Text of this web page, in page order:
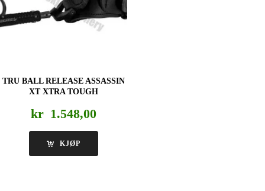
TRU BALL RELEASE ASSASSIN
XT XTRA TOUGH
kr 1.548,00
KJØP